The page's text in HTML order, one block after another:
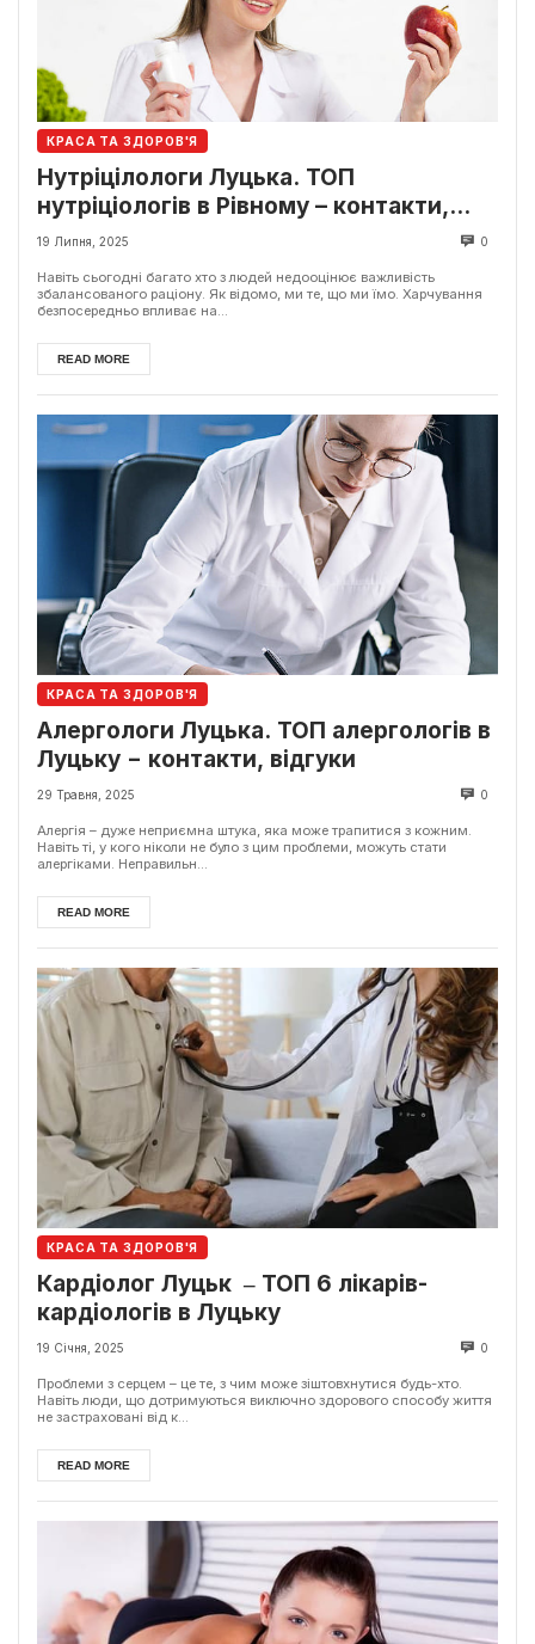
КРАСА ТА ЗДОРОВ'Я
Нутріцілологи Луцька. ТОП
нутріціологів в Рівному – контакти,
відгуки
19 Липня, 2025 0
Навіть сьогодні багато хто з людей недооцінює важливість
збалансованого раціону. Як відомо, ми те, що ми їмо. Харчування
безпосередньо впливає на...
READ MORE
КРАСА ТА ЗДОРОВ'Я
Алергологи Луцька. ТОП алергологів в
Луцьку − контакти, відгуки
29 Травня, 2025 0
Алергія – дуже неприємна штука, яка може трапитися з кожним.
Навіть ті, у кого ніколи не було з цим проблеми, можуть стати
алергіками. Неправильн...
READ MORE
КРАСА ТА ЗДОРОВ'Я
Кардіолог Луцьк ‒ ТОП 6 лікарів-
кардіологів в Луцьку
19 Січня, 2025 0
Проблеми з серцем – це те, з чим може зіштовхнутися будь-хто.
Навіть люди, що дотримуються виключно здорового способу життя
не застраховані від к...
READ MORE